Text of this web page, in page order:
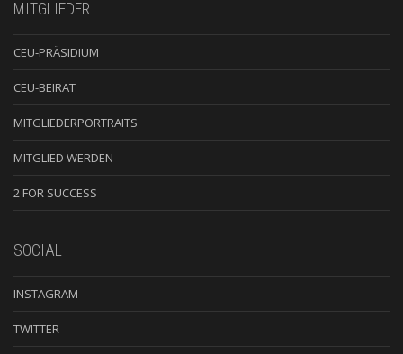
MITGLIEDER
CEU-PRÄSIDIUM
CEU-BEIRAT
MITGLIEDERPORTRAITS
MITGLIED WERDEN
2 FOR SUCCESS
SOCIAL
INSTAGRAM
TWITTER